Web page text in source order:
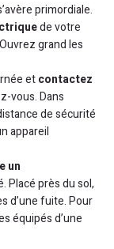
primordiale.
de votre
grand les
etcontactez
vous. Dans
de sécurité
appareil
un
Placé près du sol,
d’une fuite. Pour
équipés d’une